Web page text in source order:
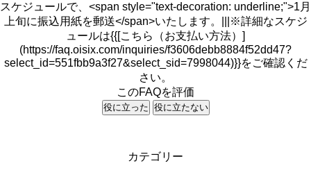
スケジュールで、<span style="text-decoration: underline;">1月
上旬に振込用紙を郵送</span>いたします。|||※詳細なスケジ
ュールは{{[こちら（お支払い方法）]
(https://faq.oisix.com/inquiries/f3606debb8884f52dd47?
select_id=551fbb9a3f27&select_sid=7998044)}}をご確認くだ
さい。
このFAQを評価
役に立った 役に立たない
カテゴリー